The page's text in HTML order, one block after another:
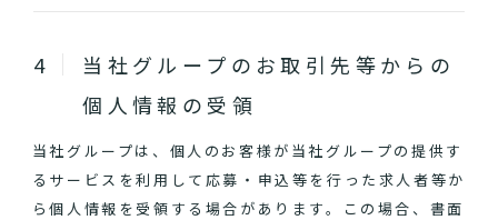
当社グループのお取引先等からの
個人情報の受領
当社グループは、個人のお客様が当社グループの提供す
るサービスを利用して応募・申込等を行った求人者等か
ら個人情報を受領する場合があります。この場合、書面